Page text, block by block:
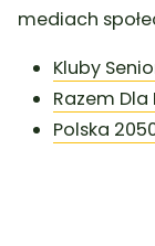
mediach
Kluby
Razem
Polska